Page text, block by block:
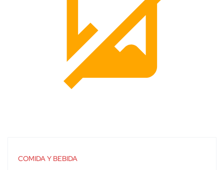
COMIDA Y BEBIDA